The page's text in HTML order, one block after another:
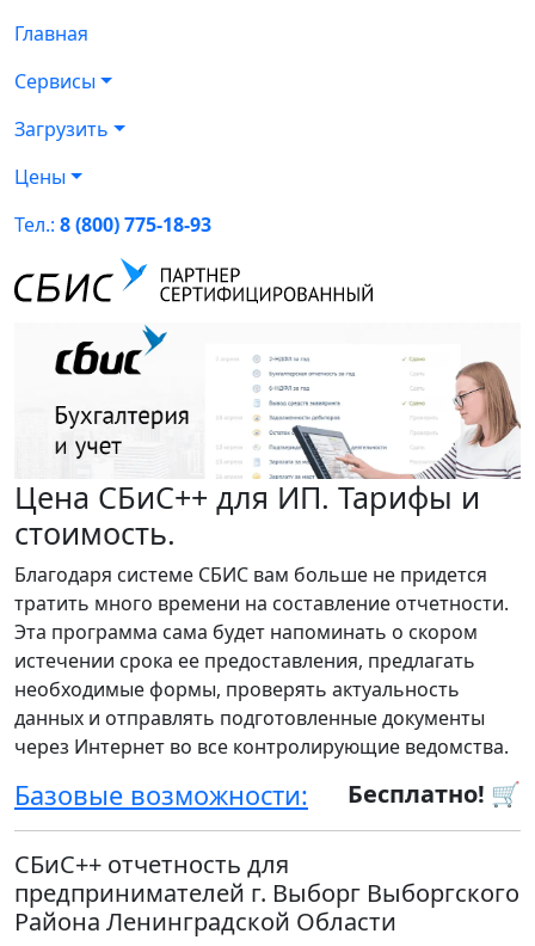
Главная
Сервисы
Загрузить
Цены
Тел.: 8 (800) 775-18-93
Цена СБиС++ для ИП. Тарифы и
стоимость.
Благодаря системе СБИС вам больше не придется
тратить много времени на составление отчетности.
Эта программа сама будет напоминать о скором
истечении срока ее предоставления, предлагать
необходимые формы, проверять актуальность
данных и отправлять подготовленные документы
через Интернет во все контролирующие ведомства.
Бесплатно! 🛒
Базовые возможности:
СБиС++ отчетность для
предпринимателей г. Выборг Выборгского
Района Ленинградской Области